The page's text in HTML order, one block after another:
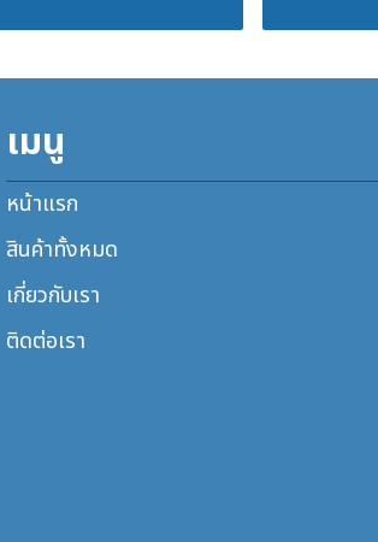
เมนู
หน้าแรก
สินค้าทั้งหมด
เกี่ยวกับเรา
ติดต่อเรา